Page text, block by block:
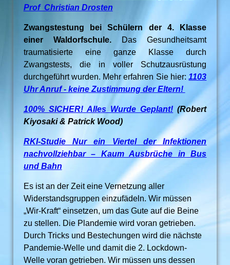
Prof Christian Drosten
Zwangstestung bei Schülern der 4. Klasse
einer Waldorfschule.Das Gesundheitsamt
traumatisierte eine ganze Klasse durch
Zwangstests, die in voller Schutzausrüstung
durchgeführt wurden. Mehr erfahren Sie hier:1103
Uhr Anruf - keine Zustimmung der Eltern!
100% SICHER! Alles Wurde Geplant! (Robert
Kiyosaki & Patrick Wood)
RKI-Studie Nur ein Viertel der Infektionen
nachvollziehbar – Kaum Ausbrüche in Bus
und Bahn
Es ist an der Zeit eine Vernetzung aller
Widerstandsgruppen einzufädeln. Wir müssen
„Wir-Kraft“ einsetzen, um das Gute auf die Beine
zu stellen. Die Plandemie wird voran getrieben.
Durch Tricks und Bestechungen wird die nächste
Pandemie-Welle und damit die 2. Lockdown-
Welle voran getrieben. Wir müssen uns dessen